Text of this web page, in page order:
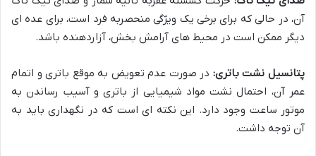
آن، در حالی که برای برخی یک ویژگی منحصربه فرد است، برای عده ای
دیگر ممکن است در محیط های آرامش بخش، آزاردهنده باشد.
پتانسیل نشت باتری: در صورت عدم تعویض به موقع باتری و اتمام
عمر آن، احتمال نشت مواد شیمیایی از باتری و آسیب رساندن به
موتور ساعت وجود دارد. این نکته ای است که در نگهداری باید به
آن توجه داشت.